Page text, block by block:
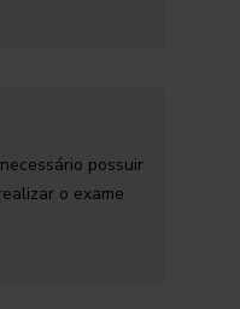
possuir
o exame